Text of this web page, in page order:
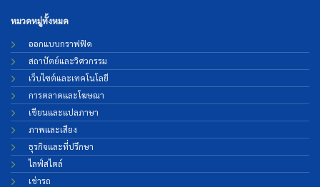
หมวดหมู่ทั้งหมด
ออกแบบกราฟฟิค
สถาปัตย์และวิศวกรรม
เว็บไซต์และเทคโนโลยี
การตลาดและโฆษณา
เขียนและแปลภาษา
ภาพและเสียง
ธุรกิจและที่ปรึกษา
ไลฟ์สไตล์
เช่ารถ